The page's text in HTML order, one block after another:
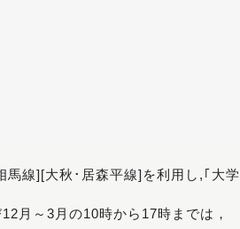
線][大秋･居森平線]を利用し,｢大学
月～3月の10時から17時までは，